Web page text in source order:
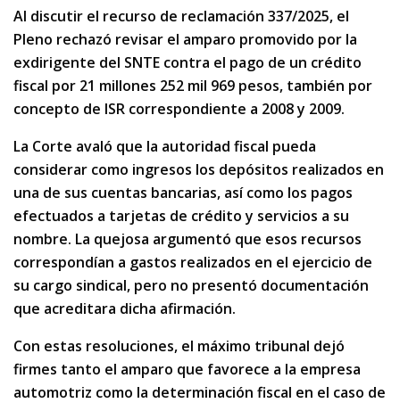
Al discutir el recurso de reclamación 337/2025, el
Pleno rechazó revisar el amparo promovido por la
exdirigente del SNTE contra el pago de un crédito
fiscal por 21 millones 252 mil 969 pesos, también por
concepto de ISR correspondiente a 2008 y 2009.
La Corte avaló que la autoridad fiscal pueda
considerar como ingresos los depósitos realizados en
una de sus cuentas bancarias, así como los pagos
efectuados a tarjetas de crédito y servicios a su
nombre. La quejosa argumentó que esos recursos
correspondían a gastos realizados en el ejercicio de
su cargo sindical, pero no presentó documentación
que acreditara dicha afirmación.
Con estas resoluciones, el máximo tribunal dejó
firmes tanto el amparo que favorece a la empresa
automotriz como la determinación fiscal en el caso de